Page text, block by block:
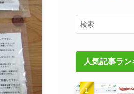
人気記事ラ